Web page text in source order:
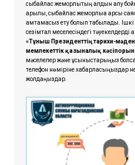
сыбайлас жемқорлықтың алдын алу
арқылы, сыбайлас жемқорлыққа қарсы
қамтамасыз ету болып табылады. Ішкі
сезімтал меселесіндегі
«Тұнғыш Президенттің тарихи-
мемлекеттік қазыналық
мәселелер және ұсыныстарыңыз болса
телефон нөміріне хабарласыңыздар
жолдаңыздар.